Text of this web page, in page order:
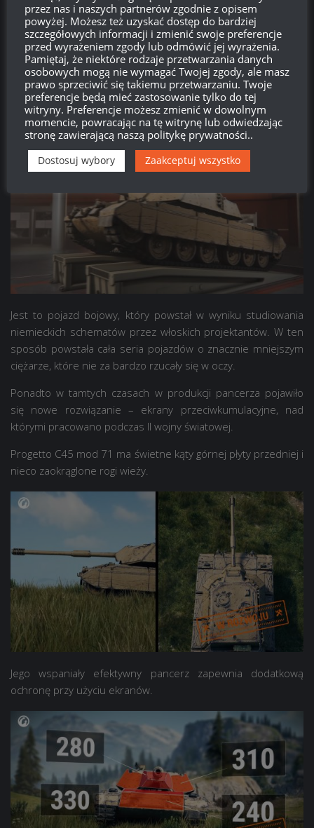
Jest to pojazd bojowy, który powstał w wyniku studiowania
niemieckich schematów przez włoskich projektantów. W ten
sposób powstała cała seria pojazdów o znacznie mniejszym
ciężarze, które nie za bardzo rzucały się w oczy.
Ponadto w tamtych czasach w produkcji pancerza pojawiło
się nowe rozwiązanie – ekrany przeciwkumulacyjne, nad
którymi pracowano podczas II wojny światowej.
Progetto C45 mod 71 ma świetne kąty górnej płyty przedniej i
nieco zaokrąglone rogi wieży.
Jego wspaniały efektywny pancerz zapewnia dodatkową
ochronę przy użyciu ekranów.
przez nas i naszych partnerów zgodnie z opisem
powyżej. Możesz też uzyskać dostęp do bardziej
szczegółowych informacji i zmienić swoje preferencje
przed wyrażeniem zgody lub odmówić jej wyrażenia.
Pamiętaj, że niektóre rodzaje przetwarzania danych
osobowych mogą nie wymagać Twojej zgody, ale masz
prawo sprzeciwić się takiemu przetwarzaniu. Twoje
preferencje będą mieć zastosowanie tylko do tej
witryny. Preferencje możesz zmienić w dowolnym
momencie, powracając na tę witrynę lub odwiedzając
stronę zawierającą naszą politykę prywatności..
Dostosuj wybory Zaakceptuj wszystko